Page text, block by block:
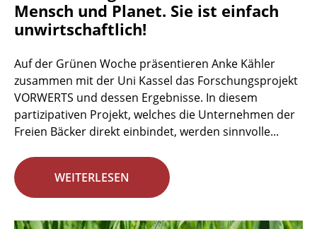
Mensch und Planet. Sie ist einfach
unwirtschaftlich!
Auf der Grünen Woche präsentieren Anke Kähler
zusammen mit der Uni Kassel das Forschungsprojekt
VORWERTS und dessen Ergebnisse. In diesem
partizipativen Projekt, welches die Unternehmen der
Freien Bäcker direkt einbindet, werden sinnvolle...
WEITERLESEN